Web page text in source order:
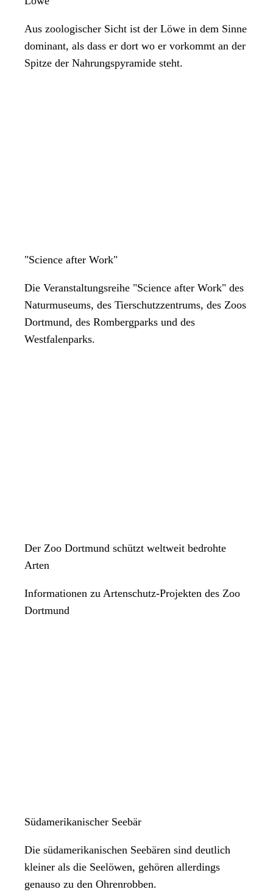
Aus zoologischer Sicht ist der Löwe in dem Sinne
dominant, als dass er dort wo er vorkommt an der
Spitze der Nahrungspyramide steht.
"Science after Work"
Die Veranstaltungsreihe "Science after Work" des
Naturmuseums, des Tierschutzzentrums, des Zoos
Dortmund, des Rombergparks und des
Westfalenparks.
Der Zoo Dortmund schützt weltweit bedrohte
Arten
Informationen zu Artenschutz-Projekten des Zoo
Dortmund
Südamerikanischer Seebär
Die südamerikanischen Seebären sind deutlich
kleiner als die Seelöwen, gehören allerdings
genauso zu den Ohrenrobben.